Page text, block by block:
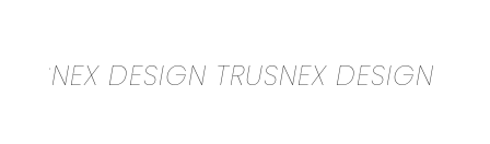
DESIGN TRUSNEX DESIGN